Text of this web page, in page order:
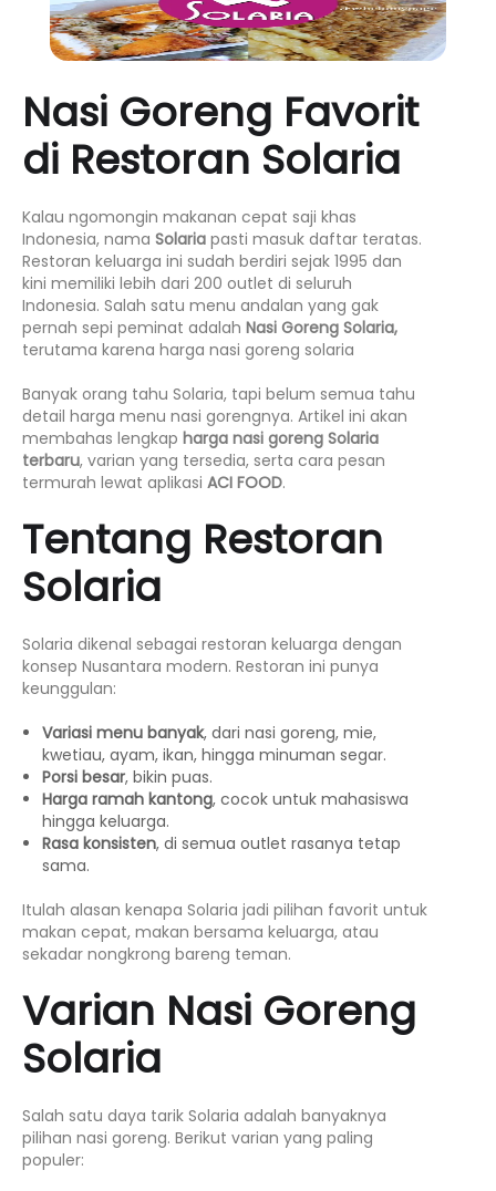
Nasi Goreng Favorit
di Restoran Solaria
Kalau ngomongin makanan cepat saji khas
Indonesia, nama Solaria pasti masuk daftar teratas.
Restoran keluarga ini sudah berdiri sejak 1995 dan
kini memiliki lebih dari 200 outlet di seluruh
Indonesia. Salah satu menu andalan yang gak
pernah sepi peminat adalah Nasi Goreng Solaria,
terutama karena harga nasi goreng solaria
Banyak orang tahu Solaria, tapi belum semua tahu
detail harga menu nasi gorengnya. Artikel ini akan
membahas lengkap harga nasi goreng Solaria
terbaru, varian yang tersedia, serta cara pesan
termurah lewat aplikasi ACI FOOD.
Tentang Restoran
Solaria
Solaria dikenal sebagai restoran keluarga dengan
konsep Nusantara modern. Restoran ini punya
keunggulan:
Variasi menu banyak, dari nasi goreng, mie,
kwetiau, ayam, ikan, hingga minuman segar.
Porsi besar, bikin puas.
Harga ramah kantong, cocok untuk mahasiswa
hingga keluarga.
Rasa konsisten, di semua outlet rasanya tetap
sama.
Itulah alasan kenapa Solaria jadi pilihan favorit untuk
makan cepat, makan bersama keluarga, atau
sekadar nongkrong bareng teman.
Varian Nasi Goreng
Solaria
Salah satu daya tarik Solaria adalah banyaknya
pilihan nasi goreng. Berikut varian yang paling
populer: